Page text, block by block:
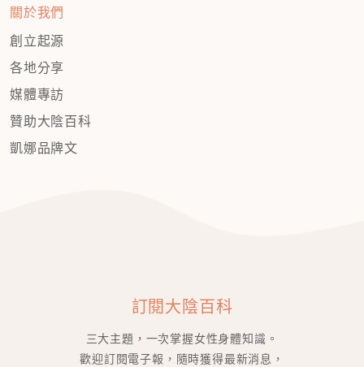
關於我們
創立起源
各地分享
媒體專訪
贊助大陰百科
凱娜品牌文
訂閱大陰百科
三大主題，一次掌握女性身體知識。
歡迎訂閱電子報，隨時獲得最新消息，